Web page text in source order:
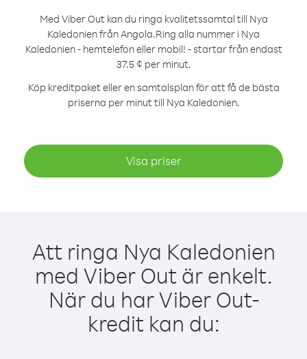
Med Viber Out kan du ringa kvalitetssamtal till Nya
Kaledonien från Angola.Ring alla nummer i Nya
Kaledonien - hemtelefon eller mobil! - startar från endast
37.5 ¢ per minut.
Köp kreditpaket eller en samtalsplan för att få de bästa
priserna per minut till Nya Kaledonien.
Visa priser
Att ringa Nya Kaledonien
med Viber Out är enkelt.
När du har Viber Out-
kredit kan du: